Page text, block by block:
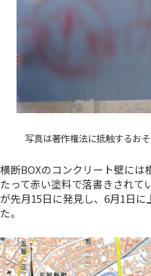
写真は著作権法に抵触するお
横断BOXのコンクリート壁には
たって赤い塗料で落書きされて
が先月15日に発見し、6月1日
た。